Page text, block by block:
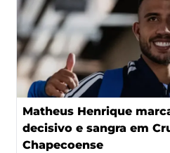
Matheus Henrique
decisivo e sangra em
Chapecoense